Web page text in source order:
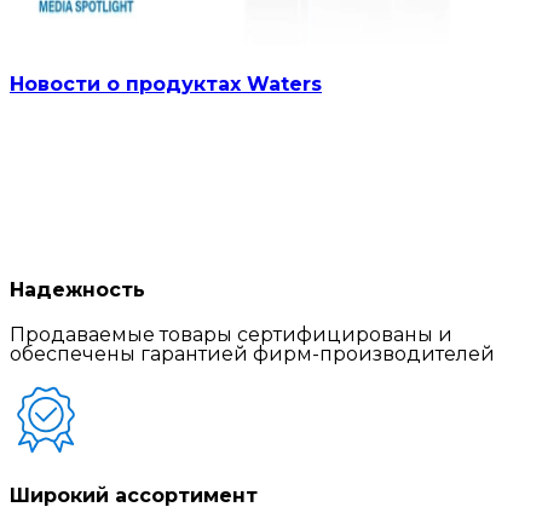
Новости о продуктах Waters
Надежность
Продаваемые товары сертифицированы и
обеспечены гарантией фирм-производителей
Широкий ассортимент